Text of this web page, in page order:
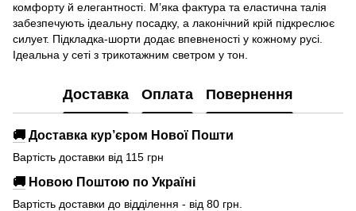
комфорту й елегантності. М’яка фактура та еластична талія
забезпечують ідеальну посадку, а лаконічний крій підкреслює
силует. Підкладка-шорти додає впевненості у кожному русі.
Ідеальна у сеті з трикотажним светром у тон.
Доставка Оплата Повернення
🚚 Доставка кур’єром Нової Пошти
Вартість доставки від 115 грн
🚚 Новою Поштою по Україні
Вартість доставки до відділення - від 80 грн.